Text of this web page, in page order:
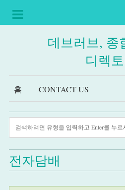
데브러브, 종
디렉
홈 CONTACT US
전자담배